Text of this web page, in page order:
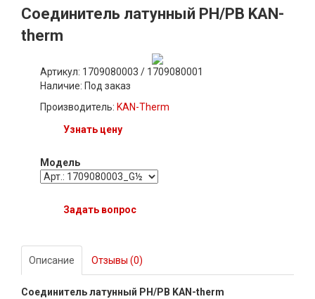
Соединитель латунный РН/РВ KAN-
therm
Артикул: 1709080003 / 1709080001
Наличие: Под заказ
Производитель: KAN-Therm
Узнать цену
Модель
Задать вопрос
Описание Отзывы (0)
Соединитель латунный РН/РВ KAN-therm